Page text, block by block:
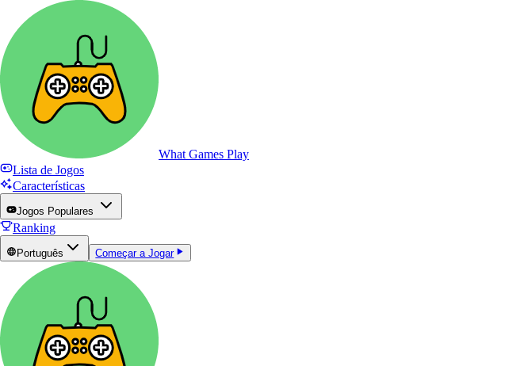
What Games Play
Lista de Jogos
Características
Jogos Populares
Ranking
Português Começar a Jogar